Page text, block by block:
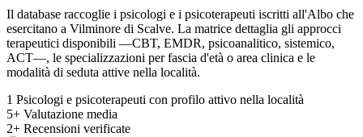
Il database raccoglie i psicologi e i psicoterapeuti iscritti all'Albo che
esercitano a Vilminore di Scalve. La matrice dettaglia gli approcci
terapeutici disponibili —CBT, EMDR, psicoanalitico, sistemico,
ACT—, le specializzazioni per fascia d'età o area clinica e le
modalità di seduta attive nella località.
1 Psicologi e psicoterapeuti con profilo attivo nella località
5+ Valutazione media
2+ Recensioni verificate